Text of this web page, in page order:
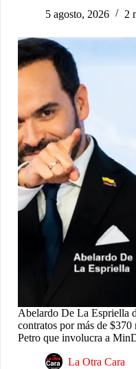
5 agosto, 2026 2
Abelardo De La Espriella
contratos por más de
Petro que involucra a
La Otra Cara